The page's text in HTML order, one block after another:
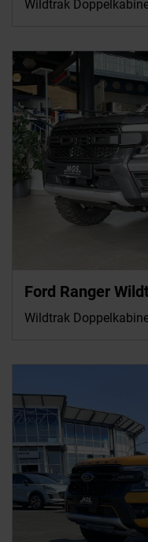
Wildtrak
Ford Ranger
Wildtrak